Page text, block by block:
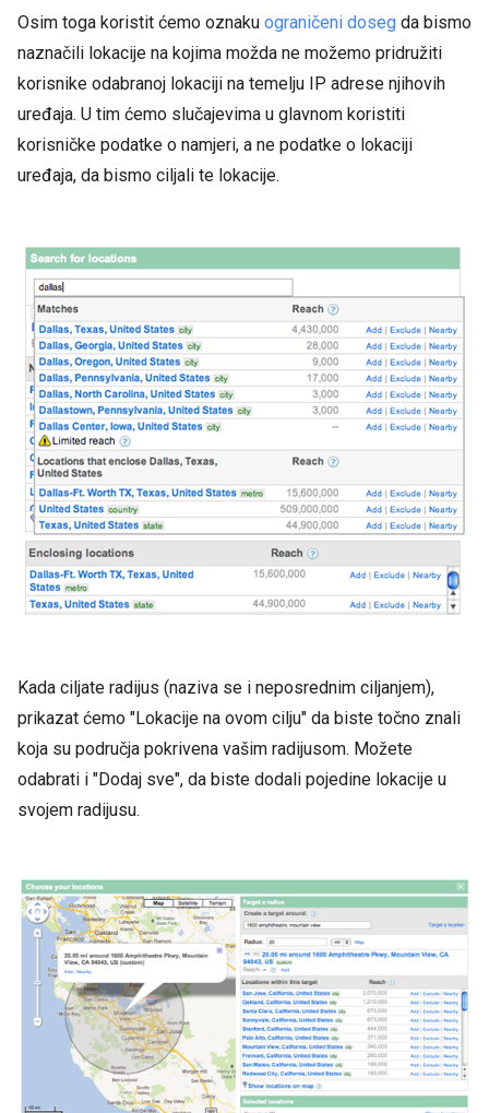
Osim toga koristit ćemo oznaku ograničeni doseg da bismo
naznačili lokacije na kojima možda ne možemo pridružiti
korisnike odabranoj lokaciji na temelju IP adrese njihovih
uređaja. U tim ćemo slučajevima u glavnom koristiti
korisničke podatke o namjeri, a ne podatke o lokaciji
uređaja, da bismo ciljali te lokacije.
Kada ciljate radijus (naziva se i neposrednim ciljanjem),
prikazat ćemo "Lokacije na ovom cilju" da biste točno znali
koja su područja pokrivena vašim radijusom. Možete
odabrati i "Dodaj sve", da biste dodali pojedine lokacije u
svojem radijusu.